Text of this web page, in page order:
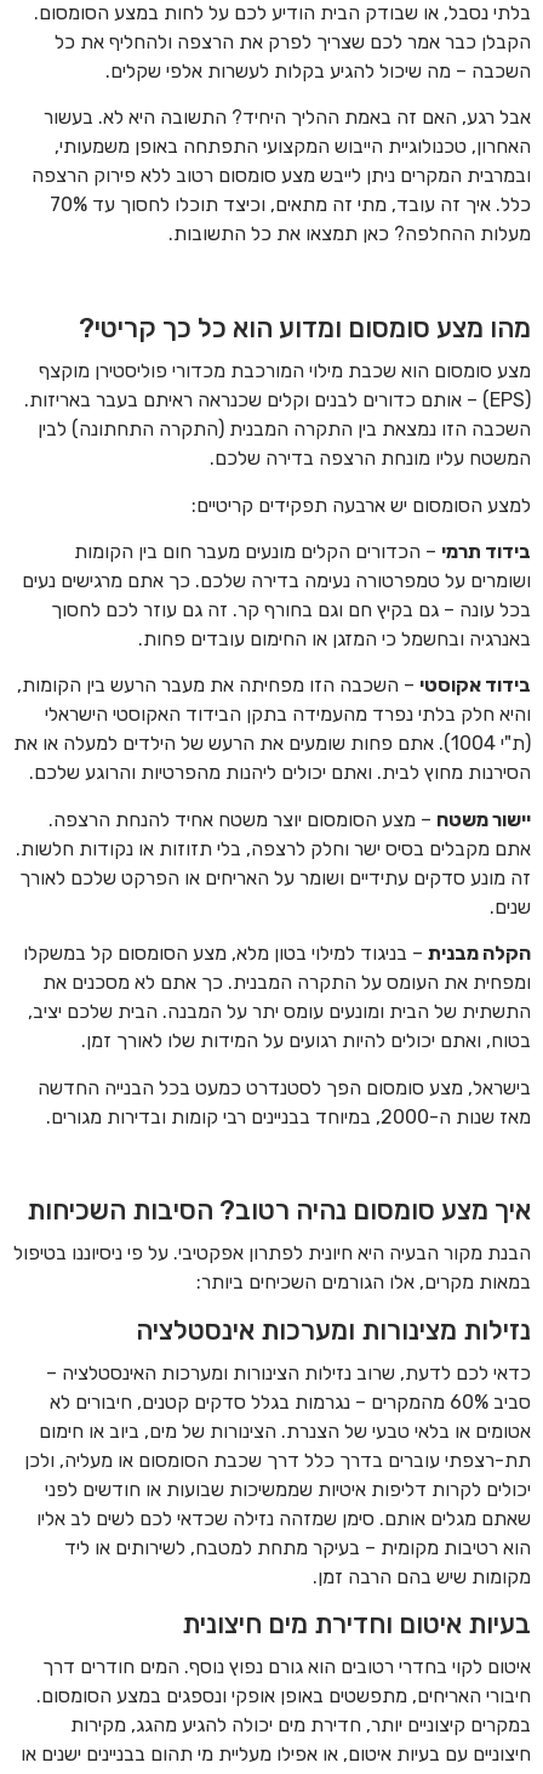
בלתי נסבל, או שבודק הבית הודיע לכם על לחות במצע הסומסום.
הקבלן כבר אמר לכם שצריך לפרק את הרצפה ולהחליף את כל
השכבה – מה שיכול להגיע בקלות לעשרות אלפי שקלים.
אבל רגע, האם זה באמת ההליך היחיד? התשובה היא לא. בעשור
האחרון, טכנולוגיית הייבוש המקצועי התפתחה באופן משמעותי,
ובמרבית המקרים ניתן לייבש מצע סומסום רטוב ללא פירוק הרצפה
כלל. איך זה עובד, מתי זה מתאים, וכיצד תוכלו לחסוך עד 70%
מעלות ההחלפה? כאן תמצאו את כל התשובות.
מהו מצע סומסום ומדוע הוא כל כך קריטי?
מצע סומסום הוא שכבת מילוי המורכבת מכדורי פוליסטירן מוקצף
(EPS) – אותם כדורים לבנים וקלים שכנראה ראיתם בעבר באריזות.
השכבה הזו נמצאת בין התקרה המבנית (התקרה התחתונה) לבין
המשטח עליו מונחת הרצפה בדירה שלכם.
למצע הסומסום יש ארבעה תפקידים קריטיים:
בידוד תרמי – הכדורים הקלים מונעים מעבר חום בין הקומות
ושומרים על טמפרטורה נעימה בדירה שלכם. כך אתם מרגישים נעים
בכל עונה – גם בקיץ חם וגם בחורף קר. זה גם עוזר לכם לחסוך
באנרגיה ובחשמל כי המזגן או החימום עובדים פחות.
בידוד אקוסטי – השכבה הזו מפחיתה את מעבר הרעש בין הקומות,
והיא חלק בלתי נפרד מהעמידה בתקן הבידוד האקוסטי הישראלי
(ת"י 1004). אתם פחות שומעים את הרעש של הילדים למעלה או את
הסירנות מחוץ לבית. ואתם יכולים ליהנות מהפרטיות והרוגע שלכם.
יישור משטח – מצע הסומסום יוצר משטח אחיד להנחת הרצפה.
אתם מקבלים בסיס ישר וחלק לרצפה, בלי תזוזות או נקודות חלשות.
זה מונע סדקים עתידיים ושומר על האריחים או הפרקט שלכם לאורך
שנים.
הקלה מבנית – בניגוד למילוי בטון מלא, מצע הסומסום קל במשקלו
ומפחית את העומס על התקרה המבנית. כך אתם לא מסכנים את
התשתית של הבית ומונעים עומס יתר על המבנה. הבית שלכם יציב,
בטוח, ואתם יכולים להיות רגועים על המידות שלו לאורך זמן.
בישראל, מצע סומסום הפך לסטנדרט כמעט בכל הבנייה החדשה
מאז שנות ה-2000, במיוחד בבניינים רבי קומות ובדירות מגורים.
איך מצע סומסום נהיה רטוב? הסיבות השכיחות
הבנת מקור הבעיה היא חיונית לפתרון אפקטיבי. על פי ניסיוננו בטיפול
במאות מקרים, אלו הגורמים השכיחים ביותר:
נזילות מצינורות ומערכות אינסטלציה
כדאי לכם לדעת, שרוב נזילות הצינורות ומערכות האינסטלציה –
סביב 60% מהמקרים – נגרמות בגלל סדקים קטנים, חיבורים לא
אטומים או בלאי טבעי של הצנרת. הצינורות של מים, ביוב או חימום
תת-רצפתי עוברים בדרך כלל דרך שכבת הסומסום או מעליה, ולכן
יכולים לקרות דליפות איטיות שממשיכות שבועות או חודשים לפני
שאתם מגלים אותם. סימן שמזהה נזילה שכדאי לכם לשים לב אליו
הוא רטיבות מקומית – בעיקר מתחת למטבח, לשירותים או ליד
מקומות שיש בהם הרבה זמן.
בעיות איטום וחדירת מים חיצונית
איטום לקוי בחדרי רטובים הוא גורם נפוץ נוסף. המים חודרים דרך
חיבורי האריחים, מתפשטים באופן אופקי ונספגים במצע הסומסום.
במקרים קיצוניים יותר, חדירת מים יכולה להגיע מהגג, מקירות
חיצוניים עם בעיות איטום, או אפילו מעליית מי תהום בבניינים ישנים או